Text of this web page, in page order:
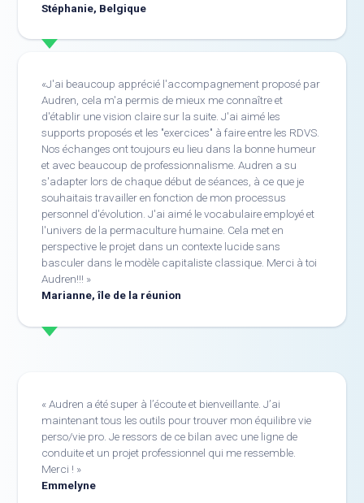
Stéphanie, Belgique
J'ai beaucoup apprécié l'accompagnement proposé par
Audren, cela m'a permis de mieux me connaître et
d'établir une vision claire sur la suite. J'ai aimé les
supports proposés et les "exercices" à faire entre les RDVS.
Nos échanges ont toujours eu lieu dans la bonne humeur
et avec beaucoup de professionnalisme. Audren a su
s'adapter lors de chaque début de séances, à ce que je
souhaitais travailler en fonction de mon processus
personnel d'évolution. J'ai aimé le vocabulaire employé et
l'univers de la permaculture humaine. Cela met en
perspective le projet dans un contexte lucide sans
basculer dans le modèle capitaliste classique. Merci à toi
Audren!!!
Marianne, île de la réunion
Audren a été super à l’écoute et bienveillante. J’ai
maintenant tous les outils pour trouver mon équilibre vie
perso/vie pro. Je ressors de ce bilan avec une ligne de
conduite et un projet professionnel qui me ressemble.
Merci !
Emmelyne